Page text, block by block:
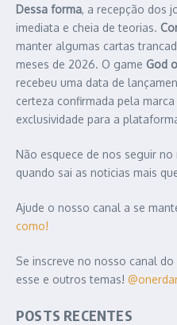
Dessa forma, a recepção dos
imediata e cheia de teorias.
manter algumas cartas
meses de 2026. O game God
recebeu uma data de
certeza confirmada pela
exclusividade para a
Não esquece de nos seguir
quando sai as noticias mais
Ajude o nosso canal a se
como!
Se inscreve no nosso canal
esse e outros temas!
POSTS RECENTES